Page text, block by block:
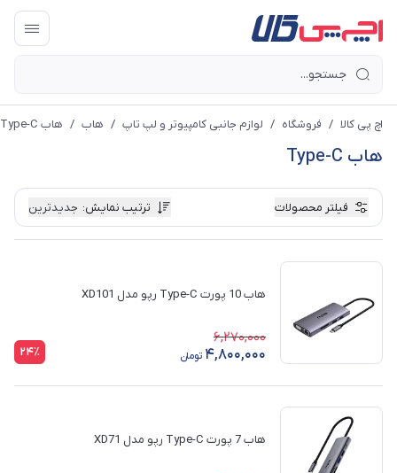
اچ پی کالا / فروشگاه / لوازم جانبی کامپیوتر و لپ تاپ / هاب / هاب Type-C
هاب Type-C
فیلتر محصولات ترتیب نمایش: جدیدترین
هاب 10 پورت Type-C رپو مدل XD101
6,270,000
4,800,000 تومان 24٪
هاب 7 پورت Type-C رپو مدل XD71